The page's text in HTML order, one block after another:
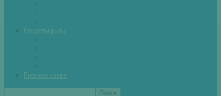
Рецепты рыбы
Прогноз клева